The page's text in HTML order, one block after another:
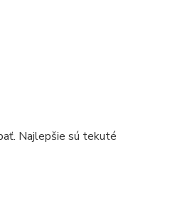
Najlepšie sú tekuté